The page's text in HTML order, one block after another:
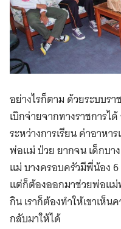
อย่างไรก็ตาม ด้วยระบบร
เบิกจ่ายจากทางราชการไ
ระหว่างการเรียน ค่าอาห
พ่อแม่ ป่วย ยากจน เด็กบา
แม่ บางครอบครัวมีพี่น้อง
แต่ก็ต้องออกมาช่วยพ่อแม่
กิน เราก็ต้องทำให้เขาเห็
กลับมาให้ได้